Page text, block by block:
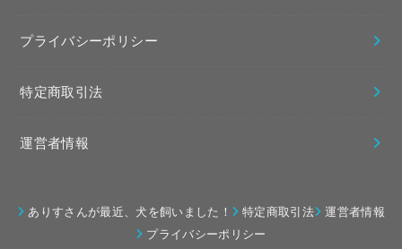
プライバシーポリシー
特定商取引法
運営者情報
ありすさんが最近、犬を飼いました！ 特定商取引法
運営者情報
プライバシーポリシー